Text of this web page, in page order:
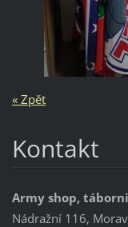
« Zpět
Kontakt
Army shop,
Nádražní 116,